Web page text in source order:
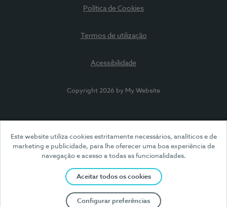
Este website utiliza cookies estritamente necessários, analíticos e de
marketing e publicidade, para lhe oferecer uma boa experiência de
navegação e acesso a todas as funcionalidades.
Aceitar todos os cookies
Configurar preferências
Política de Cookies
Termos de utilização
Acessibilidade
Copyright 2026 by My Website